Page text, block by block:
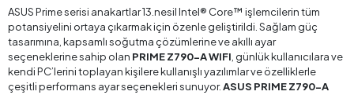
ASUS Prime serisi anakartlar 13.nesil Intel® Core™ işlemcilerin tüm
potansiyelini ortaya çıkarmak için özenle geliştirildi. Sağlam güç
tasarımına, kapsamlı soğutma çözümlerine ve akıllı ayar
seçeneklerine sahip olan PRIME Z790-A WIFI , günlük kullanıcılara ve
kendi PC’lerini toplayan kişilere kullanışlı yazılımlar ve özelliklerle
çeşitli performans ayar seçenekleri sunuyor.ASUS PRIME Z790-A